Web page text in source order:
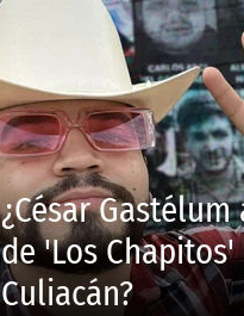
¿César
de 'Los
Culiacán?